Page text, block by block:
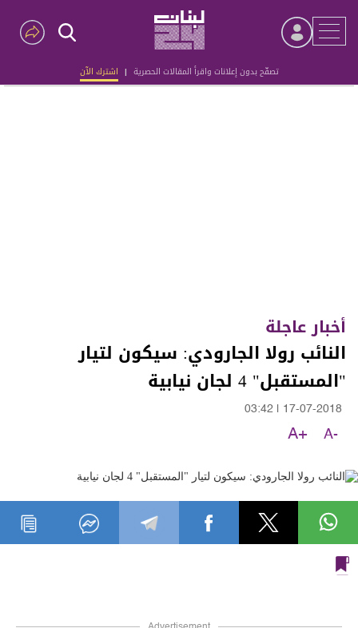
تصفّح بدون إعلانات واقرأ المقالات الحصرية | اشترك الآن
Advertisement
أخبار عاجلة
النائب رولا الجارودي: سيكون لتيار
"المستقبل" 4 لجان نيابية
17-07-2018
03:42
A-
A+